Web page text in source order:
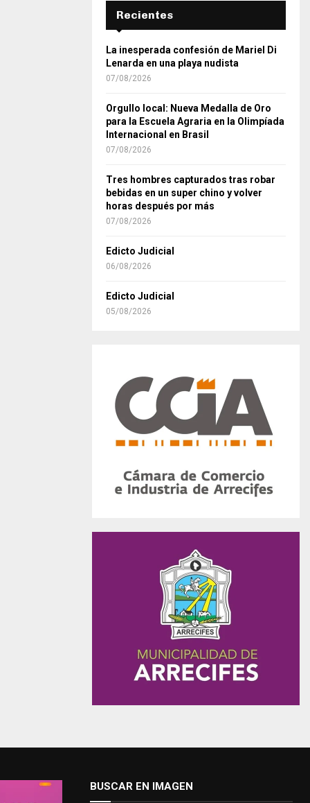
Recientes
La inesperada confesión de Mariel Di
Lenarda en una playa nudista
07/08/2026
Orgullo local: Nueva Medalla de Oro
para la Escuela Agraria en la Olimpíada
Internacional en Brasil
07/08/2026
Tres hombres capturados tras robar
bebidas en un super chino y volver
horas después por más
07/08/2026
Edicto Judicial
06/08/2026
Edicto Judicial
05/08/2026
BUSCAR EN IMAGEN